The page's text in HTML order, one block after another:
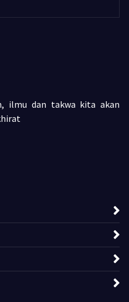
ilmu dan takwa kita akan